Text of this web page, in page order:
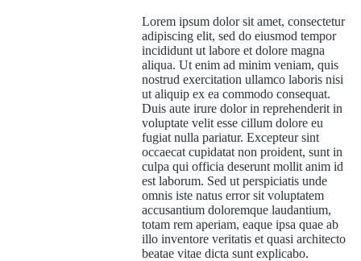
Lorem ipsum dolor sit amet, consectetur
adipiscing elit, sed do eiusmod tempor
incididunt ut labore et dolore magna
aliqua. Ut enim ad minim veniam, quis
nostrud exercitation ullamco laboris nisi
ut aliquip ex ea commodo consequat.
Duis aute irure dolor in reprehenderit in
voluptate velit esse cillum dolore eu
fugiat nulla pariatur. Excepteur sint
occaecat cupidatat non proident, sunt in
culpa qui officia deserunt mollit anim id
est laborum. Sed ut perspiciatis unde
omnis iste natus error sit voluptatem
accusantium doloremque laudantium,
totam rem aperiam, eaque ipsa quae ab
illo inventore veritatis et quasi architecto
beatae vitae dicta sunt explicabo.